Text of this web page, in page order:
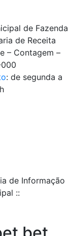
de Fazenda
de Receita
– Contagem –
: de segunda a
de Informação
::